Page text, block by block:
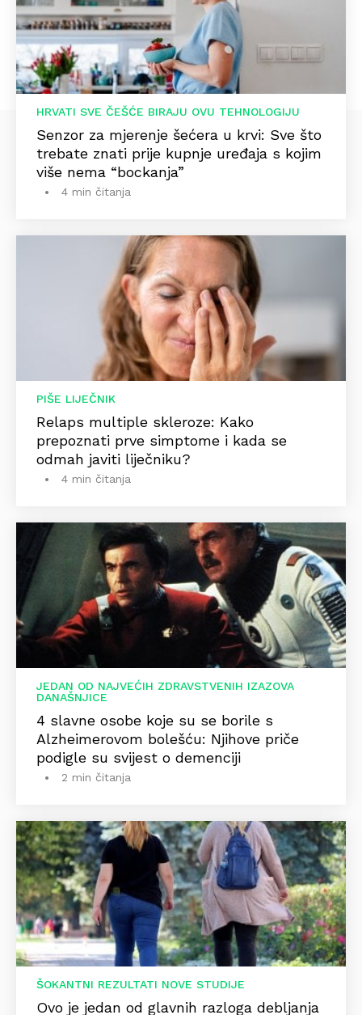
HRVATI SVE ČEŠĆE BIRAJU OVU TEHNOLOGIJU
Senzor za mjerenje šećera u krvi: Sve što
trebate znati prije kupnje uređaja s kojim
više nema “bockanja”
4 min čitanja
PIŠE LIJEČNIK
Relaps multiple skleroze: Kako
prepoznati prve simptome i kada se
odmah javiti liječniku?
4 min čitanja
JEDAN OD NAJVEĆIH ZDRAVSTVENIH IZAZOVA
DANAŠNJICE
4 slavne osobe koje su se borile s
Alzheimerovom bolešću: Njihove priče
podigle su svijest o demenciji
2 min čitanja
ŠOKANTNI REZULTATI NOVE STUDIJE
Ovo je jedan od glavnih razloga debljanja